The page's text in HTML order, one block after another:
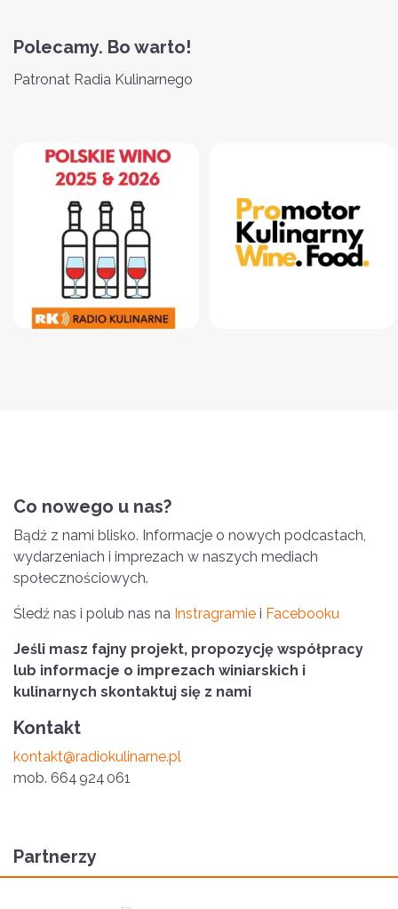
Polecamy. Bo warto!
Patronat Radia Kulinarnego
Co nowego u nas?
Bądź z nami blisko. Informacje o nowych podcastach,
wydarzeniach i imprezach w naszych mediach
społecznościowych.
Śledź nas i polub nas na Instragramie i Facebooku
Jeśli masz fajny projekt, propozycję współpracy
lub informacje o imprezach winiarskich i
kulinarnych skontaktuj się z nami
Kontakt
kontakt@radiokulinarne.pl
mob. 664 924 061
Partnerzy